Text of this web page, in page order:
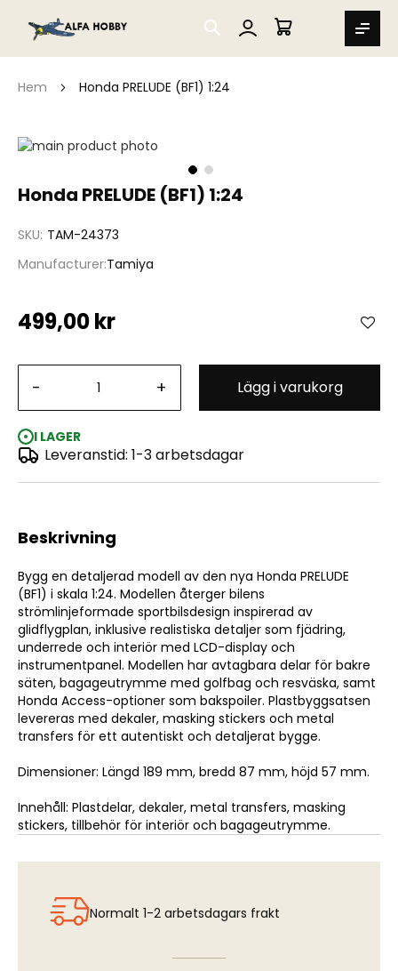
SEARCH
MIN VARUKORG
Hem Honda PRELUDE (BF1) 1:24
Honda PRELUDE (BF1) 1:24
SKU TAM-24373
Manufacturer Tamiya
499,00 kr
- + Lägg i varukorg
I LAGER
Leveranstid: 1-3 arbetsdagar
Hoppa
av
Hoppa
av
bildgalleriet
Beskrivning
Bygg en detaljerad modell av den nya Honda PRELUDE
(BF1) i skala 1:24. Modellen återger bilens
strömlinjeformade sportbilsdesign inspirerad av
glidflygplan, inklusive realistiska detaljer som fjädring,
underrede och interiör med LCD-display och
instrumentpanel. Modellen har avtagbara delar för bakre
säten, bagageutrymme med golfbag och resväska, samt
Honda Access-optioner som bakspoiler. Plastbyggsatsen
levereras med dekaler, masking stickers och metal
transfers för ett autentiskt och detaljerat bygge.
Dimensioner: Längd 189 mm, bredd 87 mm, höjd 57 mm.
Innehåll: Plastdelar, dekaler, metal transfers, masking
stickers, tillbehör för interiör och bagageutrymme.
Normalt 1-2 arbetsdagars frakt